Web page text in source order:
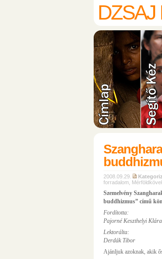
DZSAJ
2008.09.29.
forradalom
Szemelvény
buddhizmus” című
Fordította:
Pajorné Keszthelyi Klára
Lektorálta:
Derdák Tibor
Ajánljuk azoknak, akik